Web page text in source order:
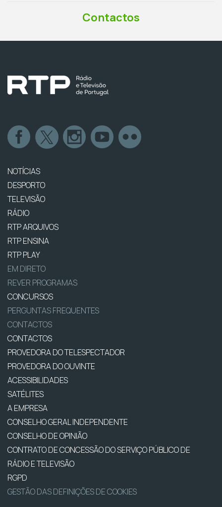
Contactos
NOTÍCIAS
DESPORTO
TELEVISÃO
RÁDIO
RTP ARQUIVOS
RTP ENSINA
RTP PLAY
EM DIRETO
REVER PROGRAMAS
CONCURSOS
PERGUNTAS FREQUENTES
CONTACTOS
CONTACTOS
PROVEDORA DO TELESPECTADOR
PROVEDORA DO OUVINTE
ACESSIBILIDADES
SATÉLITES
A EMPRESA
CONSELHO GERAL INDEPENDENTE
CONSELHO DE OPINIÃO
CONTRATO DE CONCESSÃO DO SERVIÇO PÚBLICO DE
RÁDIO E TELEVISÃO
RGPD
GESTÃO DAS DEFINIÇÕES DE COOKIES